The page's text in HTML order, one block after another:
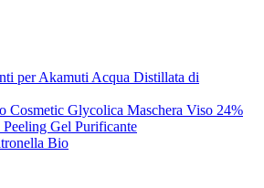
per Akamuti Acqua Distillata di
Cosmetic Glycolica Maschera Viso 24%
Gel Purificante
Bio